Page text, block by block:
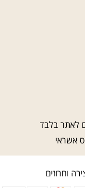
לאתר בלבד
אשראי